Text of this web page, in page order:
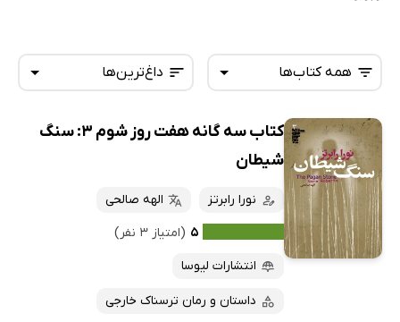
داغ‌ترین‌ها
تازه‌ها
پرفروش‌ها
پربحث‌ها
همه کتاب‌ها
همه کتاب‌ها
کتاب‌های صوتی
کتاب‌های متنی
کتاب سه گانه هفت روز شوم 3: سنگ
شیطان
نورا رابرتز
الهه صالحی
۵ (امتیاز ۳ نفر)
انتشارات لیوسا
داستان و رمان ترسناک خارجی